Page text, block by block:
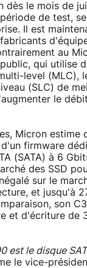
dès le mois de
de test,
Il est
au
qui utilise
level (MLC),
(SLC) de
le
Micron estime
firmware
(SATA) à 6
des SSD
sur le
et jusqu'à
son
et d'écriture de
est le disque
le vice-